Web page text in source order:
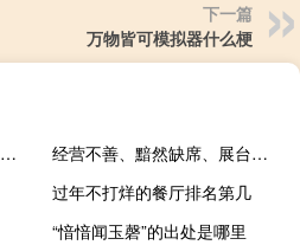
下一篇
万物皆可模拟器什么梗
苹果手机港版和国行的区别是什么 苹果港版和国行的区别
经营不善、黯然缺席、展台冷清广州车展的失意者有点多 到底什么情况嘞
过年不打烊的餐厅排名第几
“愔愔闻玉磬”的出处是哪里